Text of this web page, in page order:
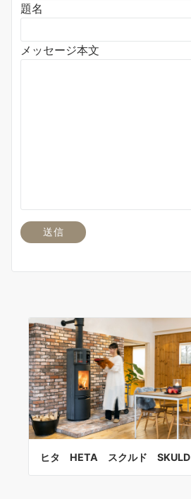
題名
メッセージ本文
ヒタ HETA スクルド SKULD